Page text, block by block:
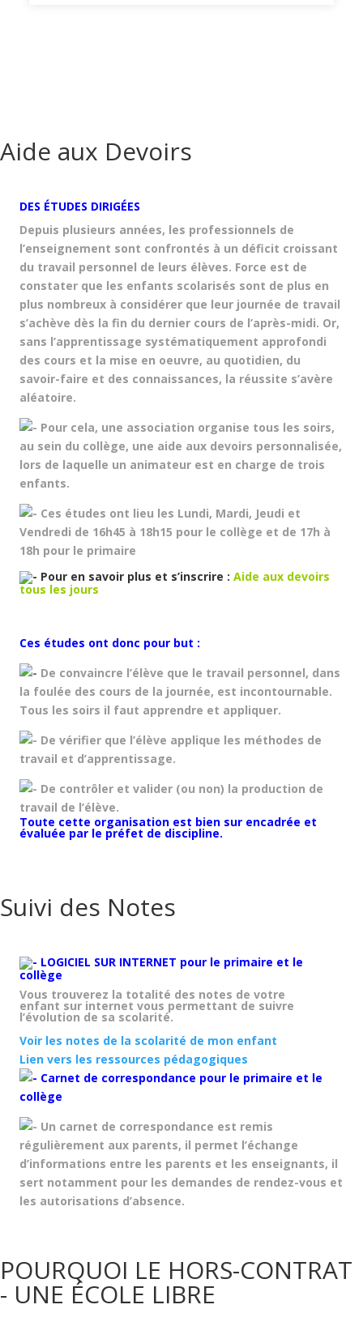
Aide aux Devoirs
DES ÉTUDES DIRIGÉES
Depuis plusieurs années, les professionnels de
l’enseignement sont confrontés à un déficit croissant
du travail personnel de leurs élèves. Force est de
constater que les enfants scolarisés sont de plus en
plus nombreux à considérer que leur journée de travail
s’achève dès la fin du dernier cours de l’après-midi. Or,
sans l’apprentissage systématiquement approfondi
des cours et la mise en oeuvre, au quotidien, du
savoir-faire et des connaissances, la réussite s’avère
aléatoire.
Pour cela, une association organise tous les soirs,
au sein du collège, une aide aux devoirs personnalisée,
lors de laquelle un animateur est en charge de trois
enfants.
Ces études ont lieu les Lundi, Mardi, Jeudi et
Vendredi de 16h45 à 18h15 pour le collège et de 17h à
18h pour le primaire
Pour en savoir plus et s’inscrire : Aide aux devoirs
tous les jours
Ces études ont donc pour but :
De convaincre l’élève que le travail personnel, dans
la foulée des cours de la journée, est incontournable.
Tous les soirs il faut apprendre et appliquer.
De vérifier que l’élève applique les méthodes de
travail et d’apprentissage.
De contrôler et valider (ou non) la production de
travail de l’élève.
Toute cette organisation est bien sur encadrée et
évaluée par le préfet de discipline.
Suivi des Notes
LOGICIEL SUR INTERNET pour le primaire et le
collège
Vous trouverez la totalité des notes de votre
enfant sur internet vous permettant de suivre
l’évolution de sa scolarité.
Voir les notes de la scolarité de mon enfant
Lien vers les ressources pédagogiques
Carnet de correspondance pour le primaire et le
collège
Un carnet de correspondance est remis
régulièrement aux parents, il permet l’échange
d’informations entre les parents et les enseignants, il
sert notamment pour les demandes de rendez-vous et
les autorisations d’absence.
POURQUOI LE HORS-CONTRAT
- UNE ÉCOLE LIBRE